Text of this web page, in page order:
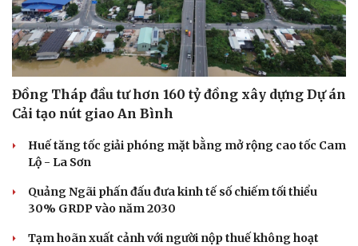
Đồng Tháp đầu tư hơn 160 tỷ đồng xây dựng Dự án
Cải tạo nút giao An Bình
Huế tăng tốc giải phóng mặt bằng mở rộng cao tốc Cam
Lộ - La Sơn
Quảng Ngãi phấn đấu đưa kinh tế số chiếm tối thiểu
30% GRDP vào năm 2030
Tạm hoãn xuất cảnh với người nộp thuế không hoạt